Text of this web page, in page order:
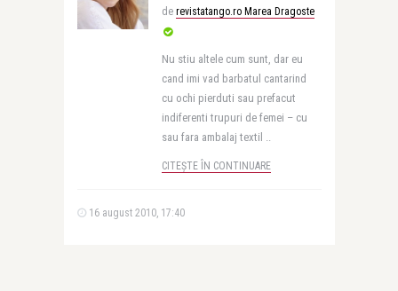
de revistatango.ro Marea Dragoste
Nu stiu altele cum sunt, dar eu
cand imi vad barbatul cantarind
cu ochi pierduti sau prefacut
indiferenti trupuri de femei – cu
sau fara ambalaj textil ..
CITEȘTE ÎN CONTINUARE
16 august 2010, 17:40